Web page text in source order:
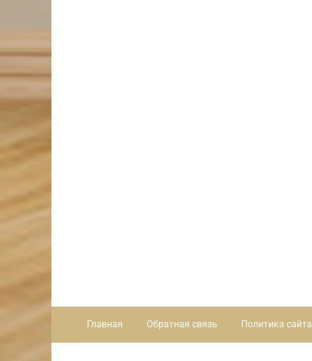
Главная Обратная связь Политика сайта